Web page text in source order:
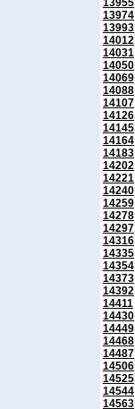
13955
13974
13993
14012
14031
14050
14069
14088
14107
14126
14145
14164
14183
14202
14221
14240
14259
14278
14297
14316
14335
14354
14373
14392
14411
14430
14449
14468
14487
14506
14525
14544
14563